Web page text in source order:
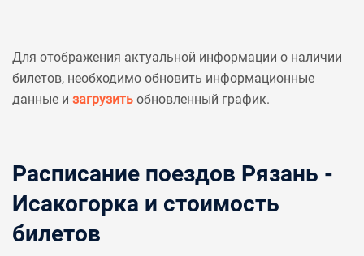
Для отображения актуальной информации о наличии
билетов, необходимо обновить информационные
данные и загрузить обновленный график.
Расписание поездов Рязань -
Исакогорка и стоимость
билетов